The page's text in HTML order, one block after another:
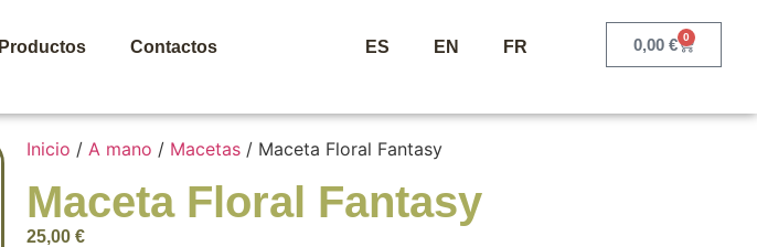
Productos Contactos ES EN FR 0,00 € 0
Inicio / A mano / Macetas / Maceta Floral Fantasy
Maceta Floral Fantasy
25,00 €